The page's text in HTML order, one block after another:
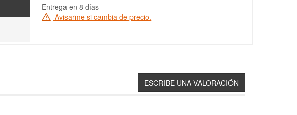
Entrega en 8 días
Avisarme si cambia de precio.